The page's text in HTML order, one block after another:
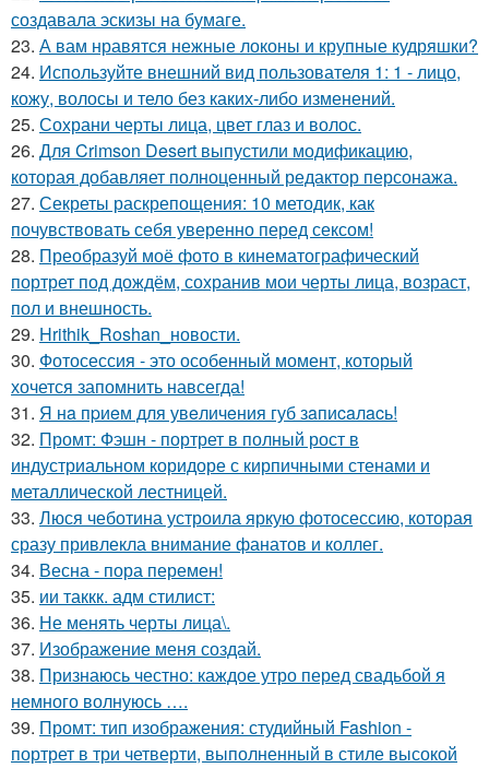
создавала эскизы на бумаге.
23. А вам нравятся нежные локоны и крупные кудряшки?
24. Используйте внешний вид пользователя 1: 1 - лицо,
кожу, волосы и тело без каких-либо изменений.
25. Сохрани черты лица, цвет глаз и волос.
26. Для Crimson Desert выпустили модификацию,
которая добавляет полноценный редактор персонажа.
27. Секреты раскрепощения: 10 методик, как
почувствовать себя уверенно перед сексом!
28. Преобразуй моё фото в кинематографический
портрет под дождём, сохранив мои черты лица, возраст,
пол и внешность.
29. Hrithik_Roshan_новости.
30. Фотосессия - это особенный момент, который
хочется запомнить навсегда!
31. Я нa пpиeм для увeличeния губ зaпиcaлacь!
32. Промт: Фэшн - портрет в полный рост в
индустриальном коридоре с кирпичными стенами и
металлической лестницей.
33. Люся чеботина устроила яркую фотосессию, которая
сразу привлекла внимание фанатов и коллег.
34. Весна - пора перемен!
35. ии таккк. адм стилист:
36. Не менять черты лица\.
37. Изображение меня создай.
38. Признаюсь честно: каждое утро перед свадьбой я
немного волнуюсь ….
39. Промт: тип изображения: студийный Fashion -
портрет в три четверти, выполненный в стиле высокой